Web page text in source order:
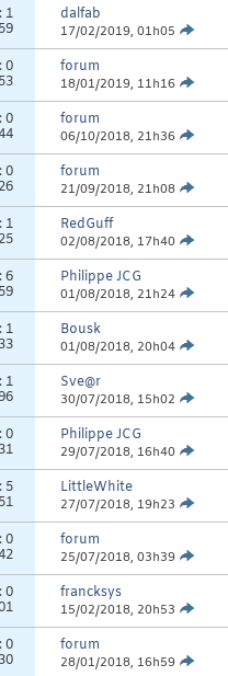
1
dalfab
17/02/2019, 01h05
0
forum
18/01/2019, 11h16
0
forum
06/10/2018, 21h36
0
forum
21/09/2018, 21h08
1
RedGuff
02/08/2018, 17h40
6
Philippe JCG
01/08/2018, 21h24
1
Bousk
01/08/2018, 20h04
1
Sve@r
30/07/2018, 15h02
0
Philippe JCG
29/07/2018, 16h40
5
LittleWhite
27/07/2018, 19h23
0
forum
25/07/2018, 03h39
0
francksys
15/02/2018, 20h53
0
forum
28/01/2018, 16h59